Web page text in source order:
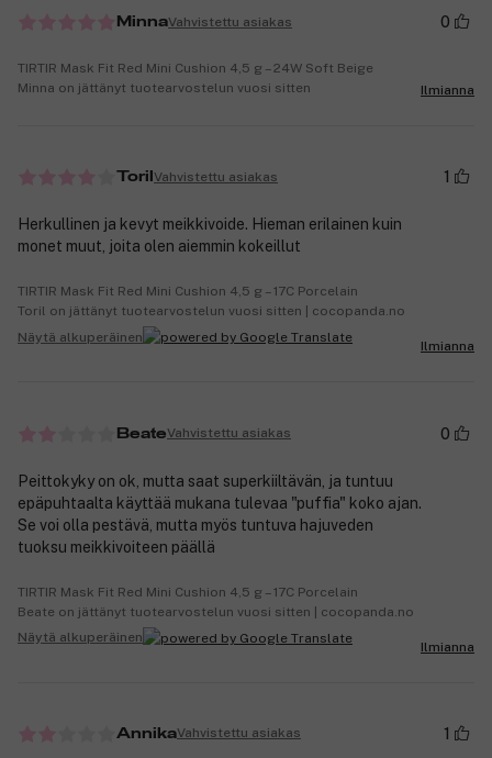
MinnaVahvistettu asiakas 0
TIRTIR Mask Fit Red Mini Cushion 4,5 g – 24W Soft Beige
Minna on jättänyt tuotearvostelun vuosi sitten
Ilmianna
Toril Vahvistettu asiakas 1
Herkullinen ja kevyt meikkivoide. Hieman erilainen kuin
monet muut, joita olen aiemmin kokeillut
TIRTIR Mask Fit Red Mini Cushion 4,5 g – 17C Porcelain
Toril on jättänyt tuotearvostelun vuosi sitten | cocopanda.no
Näytä alkuperäinen
Ilmianna
BeateVahvistettu asiakas 0
Peittokyky on ok, mutta saat superkiiltävän, ja tuntuu
epäpuhtaalta käyttää mukana tulevaa "puffia" koko ajan.
Se voi olla pestävä, mutta myös tuntuva hajuveden
tuoksu meikkivoiteen päällä
TIRTIR Mask Fit Red Mini Cushion 4,5 g – 17C Porcelain
Beate on jättänyt tuotearvostelun vuosi sitten | cocopanda.no
Näytä alkuperäinen
Ilmianna
AnnikaVahvistettu asiakas 1